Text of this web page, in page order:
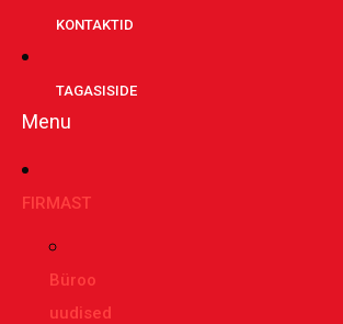
KONTAKTID
TAGASISIDE
Menu
FIRMAST
Büroo
uudised